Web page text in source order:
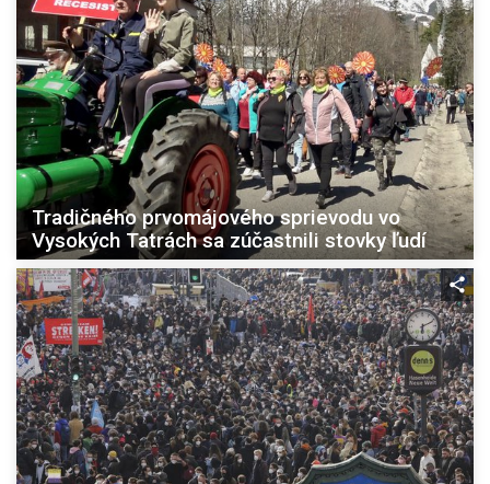
Tradičného prvomájového sprievodu vo
Vysokých Tatrách sa zúčastnili stovky ľudí